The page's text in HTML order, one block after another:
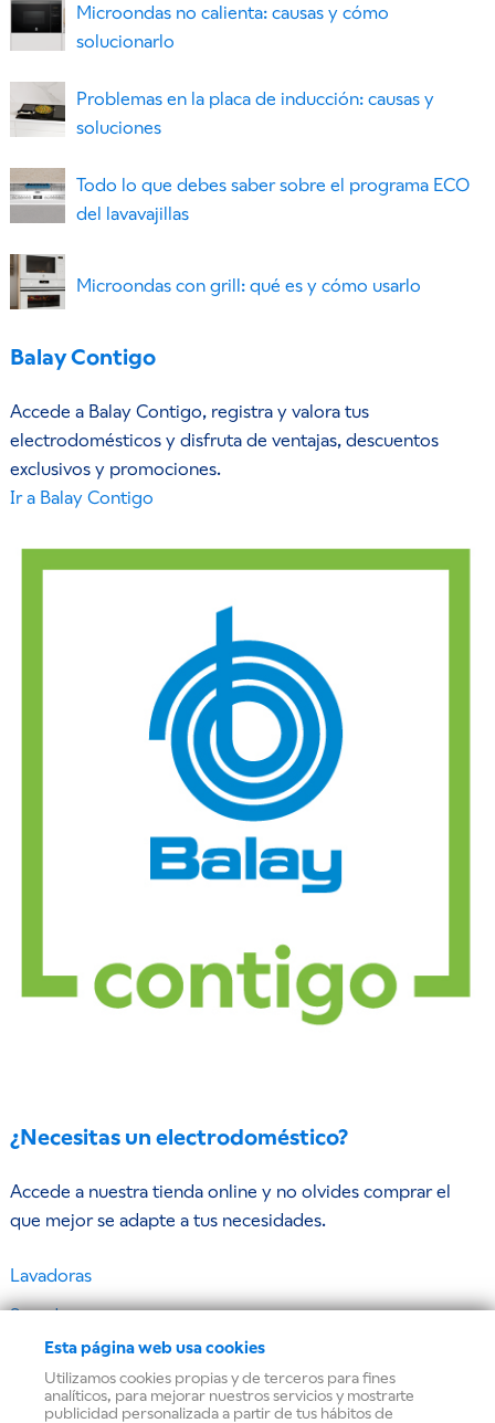
Esta página web usa cookies
Utilizamos cookies propias y de terceros para fines
analíticos, para mejorar nuestros servicios y mostrarte
publicidad personalizada a partir de tus hábitos de
Microondas no calienta: causas y cómo
solucionarlo
Problemas en la placa de inducción: causas y
soluciones
Todo lo que debes saber sobre el programa ECO
del lavavajillas
Microondas con grill: qué es y cómo usarlo
Balay Contigo
Accede a Balay Contigo, registra y valora tus
electrodomésticos y disfruta de ventajas, descuentos
exclusivos y promociones.
Ir a Balay Contigo
¿Necesitas un electrodoméstico?
Accede a nuestra tienda online y no olvides comprar el
que mejor se adapte a tus necesidades.
Lavadoras
Secadoras
Frigoríficos y congeladores
Lavavajillas